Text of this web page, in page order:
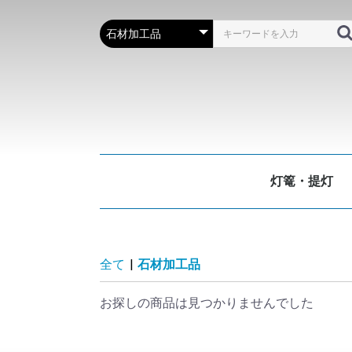
灯篭・提灯
全て | 石材加工品
お探しの商品は見つかりませんでした